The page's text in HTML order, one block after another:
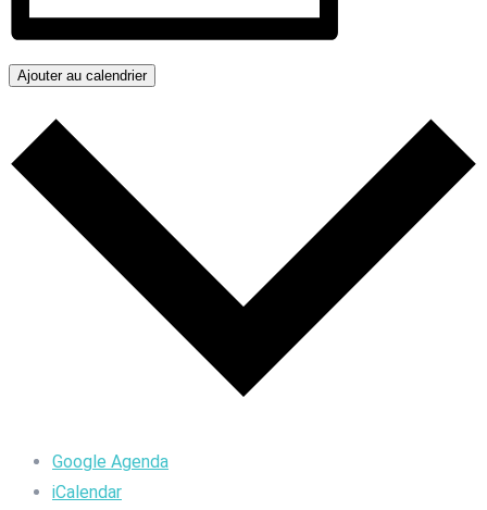
Ajouter au calendrier
Google Agenda
iCalendar